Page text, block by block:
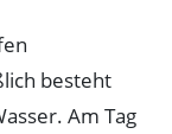
besteht
Am Tag